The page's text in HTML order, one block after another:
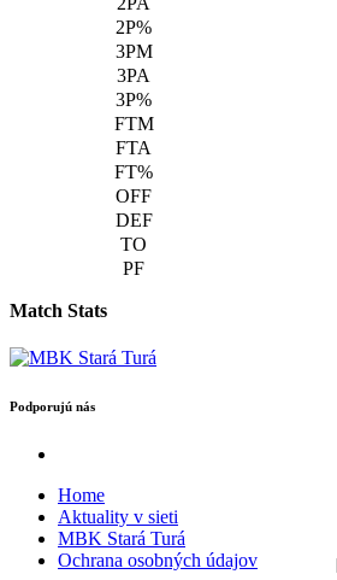
Match Stats
Podporujú nás
Home
Aktuality v sieti
MBK Stará Turá
Ochrana osobných údajov